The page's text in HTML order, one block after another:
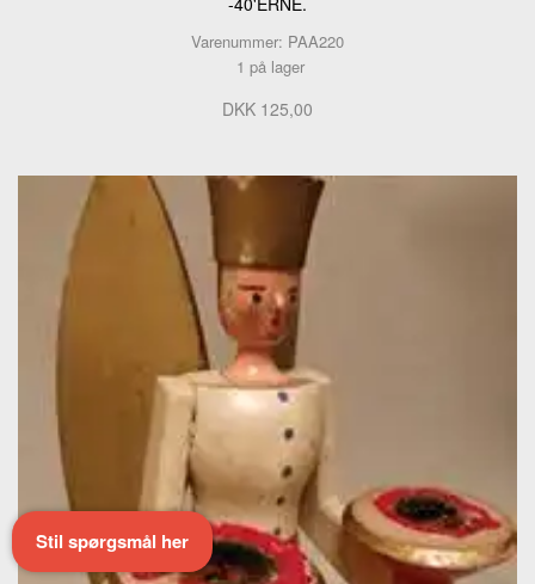
Varenummer: PAA220
1 på lager
DKK 125,00
Stil spørgsmål her